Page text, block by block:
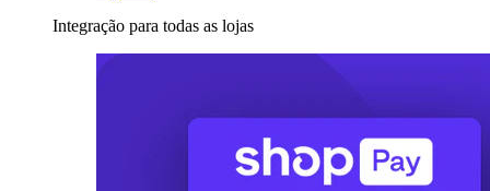
Integração para todas as lojas